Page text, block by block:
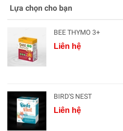
Lựa chọn cho bạn
BEE THYMO 3+
Liên hệ
BIRD'S NEST
Liên hệ